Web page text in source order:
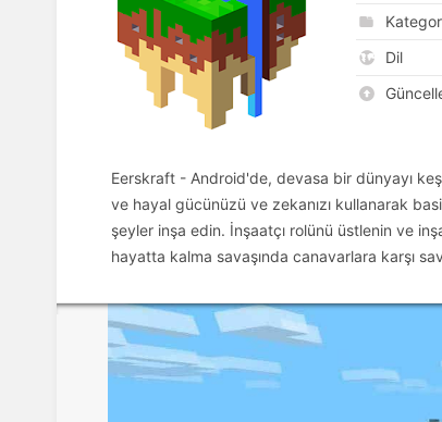
Dil
Eerskraft - Android'de, devasa bir dünyayı
ve hayal gücünüzü ve zekanızı kullanarak
şeyler inşa edin. İnşaatçı rolünü üstlenin ve
hayatta kalma savaşında canavarlara karşı